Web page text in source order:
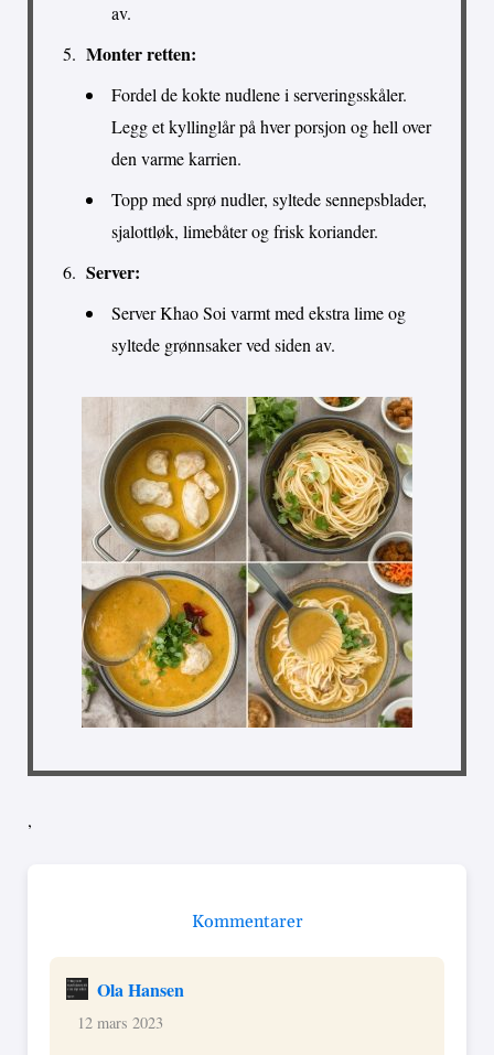
av.
Monter retten:
Fordel de kokte nudlene i serveringsskåler.
Legg et kyllinglår på hver porsjon og hell over
den varme karrien.
Topp med sprø nudler, syltede sennepsblader,
sjalottløk, limebåter og frisk koriander.
Server:
Server Khao Soi varmt med ekstra lime og
syltede grønnsaker ved siden av.
,
Kommentarer
Ola Hansen
12 mars 2023